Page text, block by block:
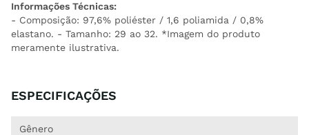
Informações Técnicas:
- Composição: 97,6% poliéster / 1,6 poliamida / 0,8%
elastano. - Tamanho: 29 ao 32. *Imagem do produto
meramente ilustrativa.
ESPECIFICAÇÕES
Gênero